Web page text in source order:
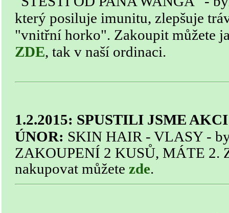
který posiluje imunitu, zlepšuje
"vnitřní horko". Zakoupit můžete
ZDE, tak v naší ordinaci.
1.2.2015: SPUSTILI JSME
ÚNOR: SKIN HAIR - VLASY -
ZAKOUPENÍ 2 KUSŮ, MÁTE 2.
nakupovat můžete zde.